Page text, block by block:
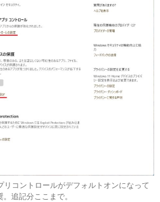
コントロールがデフォルトオンになって
追記分ここまで。